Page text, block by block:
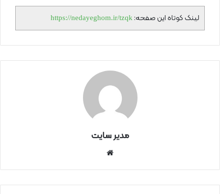
لینک کوتاه این صفحه: https://nedayeghom.ir/tzqk
مدیر سایت
نتی